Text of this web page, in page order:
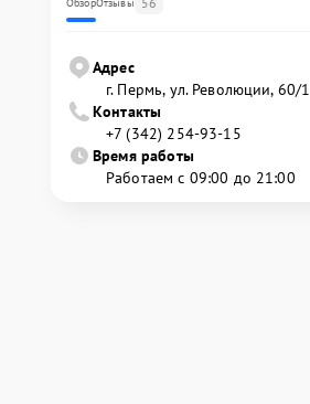
Адрес
г. Пермь, ул. ​Революции, 60/1
Контакты
+7 (342) 254-93-15
Время работы
Работаем с 09:00 до 21:00